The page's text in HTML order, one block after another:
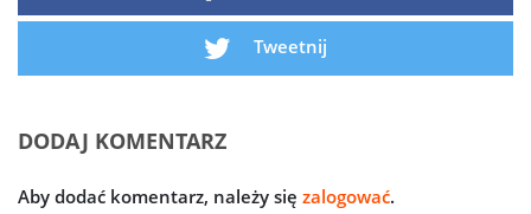
Tweetnij
DODAJ KOMENTARZ
Aby dodać komentarz, należy się zalogować.